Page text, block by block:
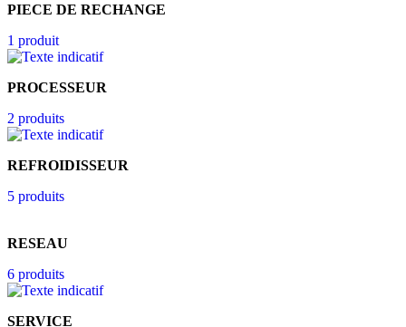
PIECE DE RECHANGE
1 produit
PROCESSEUR
2 produits
REFROIDISSEUR
5 produits
RESEAU
6 produits
SERVICE